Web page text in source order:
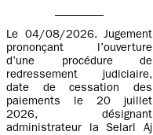
Le 04/08/2026. Jugement
prononçant l’ouverture
d’une procédure de
redressement judiciaire,
date de cessation des
paiements le 20 juillet
2026, désignant
administrateur la Selarl Aj